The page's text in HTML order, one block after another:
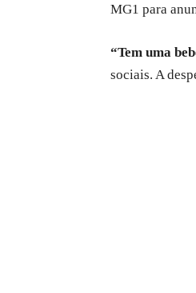
MG1 para
“Tem uma
sociais. A